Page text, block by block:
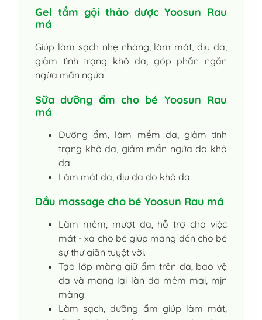
Gel tắm gội thảo dược Yoosun Rau
má
Giúp làm sạch nhẹ nhàng, làm mát, dịu da,
giảm tình trạng khô da, góp phần ngăn
ngừa mẩn ngứa.
Sữa dưỡng ẩm cho bé Yoosun Rau
má
Dưỡng ẩm, làm mềm da, giảm tình
trạng khô da, giảm mẩn ngứa do khô
da.
Làm mát da, dịu da do khô da.
Dầu massage cho bé Yoosun Rau má
Làm mềm, mượt da, hỗ trợ cho việc
mát - xa cho bé giúp mang đến cho bé
sự thư giãn tuyệt vời.
Tạo lớp màng giữ ẩm trên da, bảo vệ
da và mang lại làn da mềm mại, mịn
màng.
Làm sạch, dưỡng ẩm giúp làm mát,